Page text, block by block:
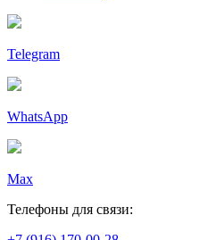
Telegram
WhatsApp
Max
Телефоны для связи: